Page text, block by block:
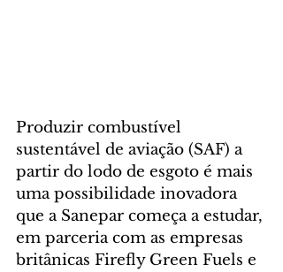
Produzir combustível
sustentável de aviação (SAF) a
partir do lodo de esgoto é mais
uma possibilidade inovadora
que a Sanepar começa a estudar,
em parceria com as empresas
britânicas Firefly Green Fuels e